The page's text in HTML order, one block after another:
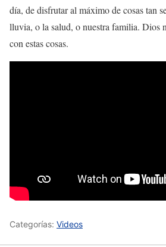
día, de disfrutar al máximo de cosas tan
lluvia, o la salud, o nuestra familia. Dios
con estas cosas.
Categorías: Videos